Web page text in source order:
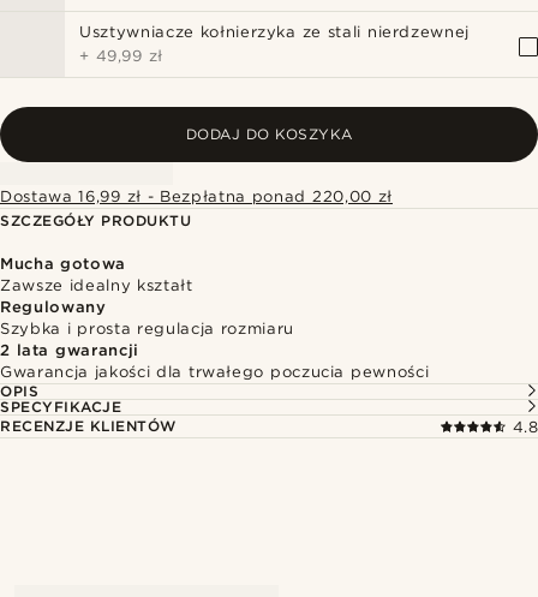
Usztywniacze kołnierzyka ze stali nierdzewnej
+ 49,99 zł
DODAJ DO KOSZYKA
Dostawa 16,99 zł - Bezpłatna ponad 220,00 zł
SZCZEGÓŁY PRODUKTU
Mucha gotowa
Zawsze idealny kształt
Regulowany
Szybka i prosta regulacja rozmiaru
2 lata gwarancji
Gwarancja jakości dla trwałego poczucia pewności
OPIS
SPECYFIKACJE
RECENZJE KLIENTÓW
4.8